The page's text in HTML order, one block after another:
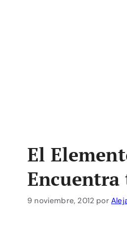
El
Encuentra
9 noviembre, 2012 por